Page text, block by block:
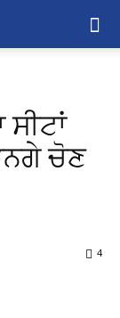
ਚੋਣ
4